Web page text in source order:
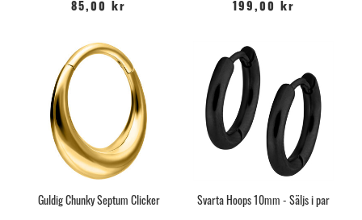
85,00 kr 199,00 kr
Guldig Chunky Septum Clicker Svarta Hoops 10mm - Säljs i par